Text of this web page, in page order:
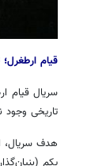
قیام
سریال قیام
تاریخی
هدف سریال،